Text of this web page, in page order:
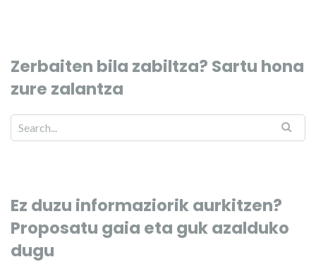
Zerbaiten bila zabiltza? Sartu hona
zure zalantza
Ez duzu informaziorik aurkitzen?
Proposatu gaia eta guk azalduko
dugu